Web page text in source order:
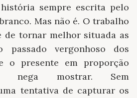
sempre escrita pelo
Mas não é. O trabalho
de tornar melhor situada as
passado vergonhoso dos
o presente em proporção
nega mostrar. Sem
tentativa de capturar os